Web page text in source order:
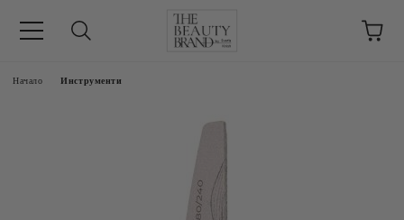
Начало Инструменти